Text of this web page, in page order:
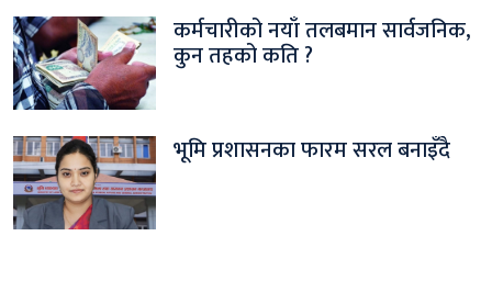
कर्मचारीको नयाँ तलबमान सार्वजनिक,
कुन तहको कति ?
भूमि प्रशासनका फारम सरल बनाइँदै